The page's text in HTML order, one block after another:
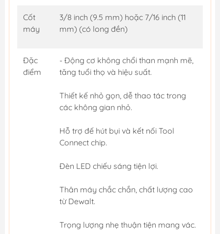
Cốt
máy
3/8 inch (9.5 mm) hoặc 7/16 inch (11
mm) (có long đền)
Đặc
điểm
- Động cơ không chổi than mạnh mẽ,
tăng tuổi thọ và hiệu suất.
Thiết kế nhỏ gọn, dễ thao tác trong
các không gian nhỏ.
Hỗ trợ đế hút bụi và kết nối Tool
Connect chip.
Đèn LED chiếu sáng tiện lợi.
Thân máy chắc chắn, chất lượng cao
từ Dewalt.
Trọng lượng nhẹ thuận tiện mang vác.